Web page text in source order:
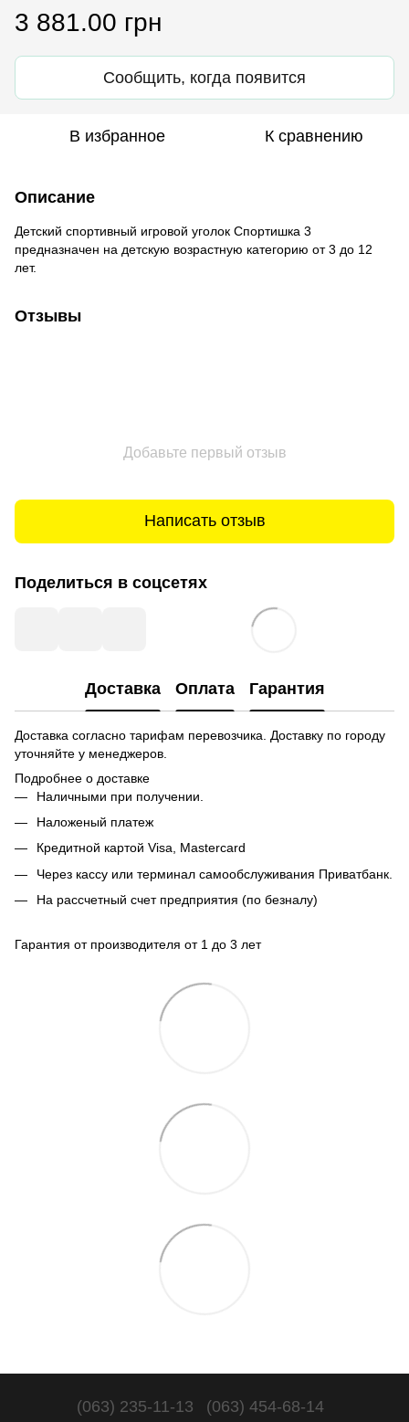
3 881.00 грн
Сообщить, когда появится
В избранное К сравнению
Описание
Детский спортивный игровой уголок Спортишка 3
предназначен на детскую возрастную категорию от 3 до 12
лет.
Отзывы
Добавьте первый отзыв
Написать отзыв
Поделиться в соцсетях
Доставка Оплата Гарантия
Доставка согласно тарифам перевозчика. Доставку по городу
уточняйте у менеджеров.
Подробнее о доставке
Наличными при получении.
Наложеный платеж
Кредитной картой Visa, Mastercard
Через кассу или терминал самообслуживания Приватбанк.
На рассчетный счет предприятия (по безналу)
Гарантия от производителя от 1 до 3 лет
(063) 235-11-13 (063) 454-68-14